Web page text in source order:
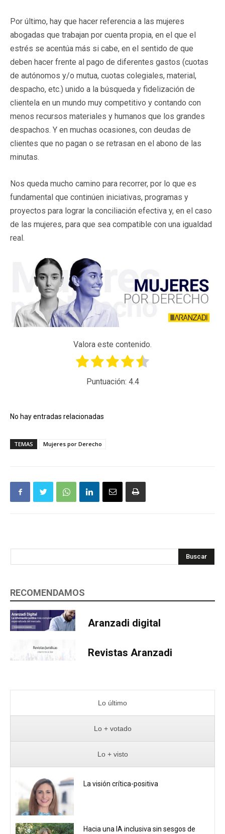
Por último, hay que hacer referencia a las mujeres
abogadas que trabajan por cuenta propia, en el que el
estrés se acentúa más si cabe, en el sentido de que
deben hacer frente al pago de diferentes gastos (cuotas
de autónomos y/o mutua, cuotas colegiales, material,
despacho, etc.) unido a la búsqueda y fidelización de
clientela en un mundo muy competitivo y contando con
menos recursos materiales y humanos que los grandes
despachos. Y en muchas ocasiones, con deudas de
clientes que no pagan o se retrasan en el abono de las
minutas.
Nos queda mucho camino para recorrer, por lo que es
fundamental que continúen iniciativas, programas y
proyectos para lograr la conciliación efectiva y, en el caso
de las mujeres, para que sea compatible con una igualdad
real.
Valora este contenido.
Puntuación: 4.4
No hay entradas relacionadas
TEMAS Mujeres por Derecho
Buscar
RECOMENDAMOS
Aranzadi digital
Revistas Aranzadi
Lo último
Lo + votado
Lo + visto
La visión crítica-positiva
Hacia una IA inclusiva sin sesgos de